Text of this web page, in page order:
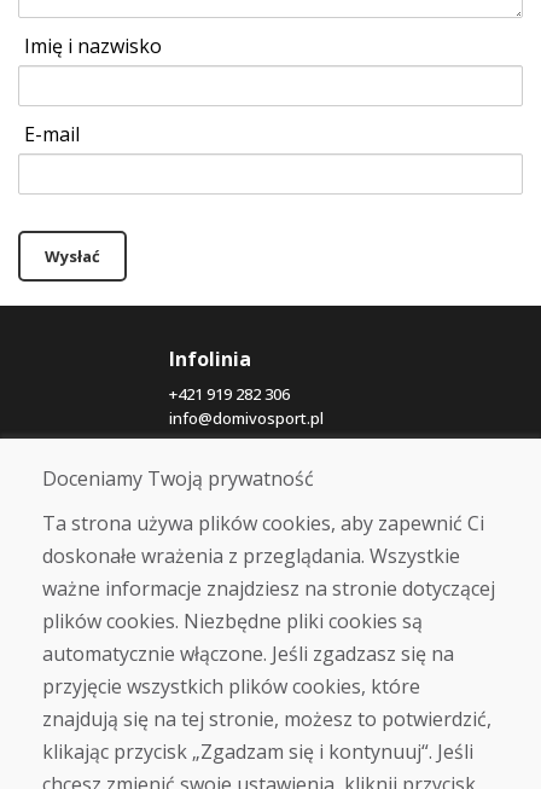
Imię i nazwisko
E-mail
Wysłać
Infolinia
+421 919 282 306
info@domivosport.pl
O nas
Blog
O nas
Sklep
Kontakt
Zakup
Sklep internetowy
Warunki handlowe
Transport
Zapłata
Doceniamy Twoją prywatność
Ta strona używa plików cookies, aby zapewnić Ci
doskonałe wrażenia z przeglądania. Wszystkie
ważne informacje znajdziesz na stronie dotyczącej
plików cookies. Niezbędne pliki cookies są
automatycznie włączone. Jeśli zgadzasz się na
przyjęcie wszystkich plików cookies, które
znajdują się na tej stronie, możesz to potwierdzić,
klikając przycisk „Zgadzam się i kontynuuj“. Jeśli